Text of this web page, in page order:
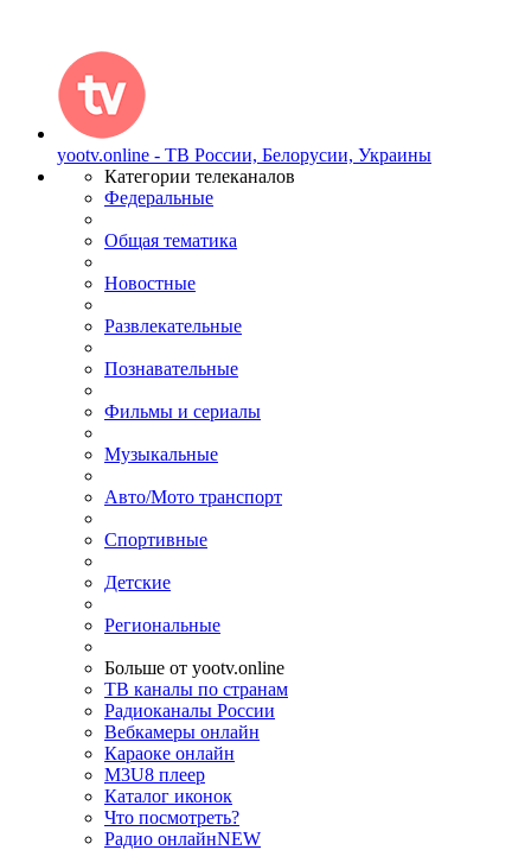
yootv.online - ТВ России, Белорусии, Украины
Категории телеканалов
Федеральные
Общая тематика
Новостные
Развлекательные
Познавательные
Фильмы и сериалы
Музыкальные
Авто/Мото транспорт
Спортивные
Детские
Региональные
Больше от yootv.online
ТВ каналы по странам
Радиоканалы России
Вебкамеры онлайн
Караоке онлайн
M3U8 плеер
Каталог иконок
Что посмотреть?
Радио онлайнNEW